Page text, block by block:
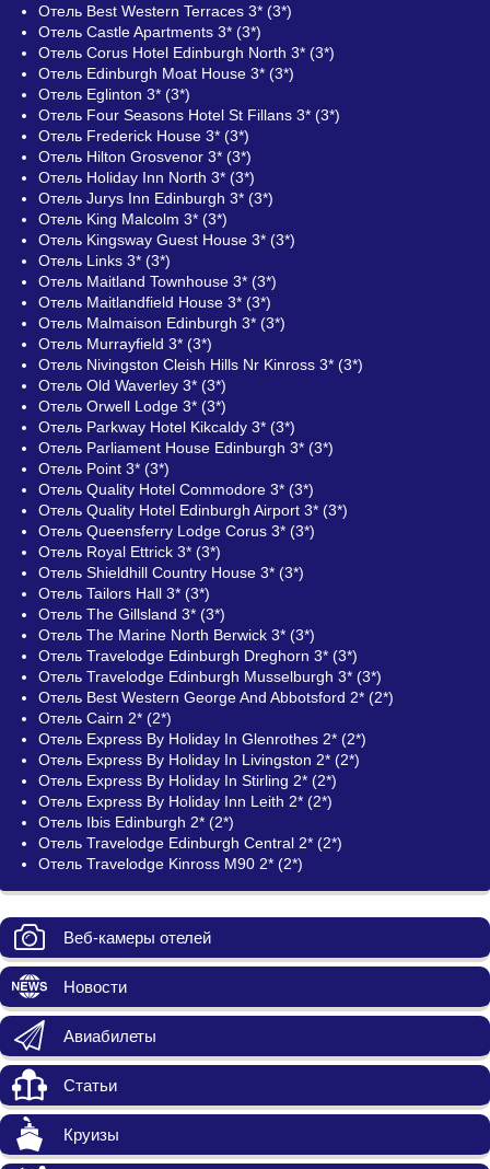
Отель Best Western Terraces 3* (3*)
Отель Castle Apartments 3* (3*)
Отель Corus Hotel Edinburgh North 3* (3*)
Отель Edinburgh Moat House 3* (3*)
Отель Eglinton 3* (3*)
Отель Four Seasons Hotel St Fillans 3* (3*)
Отель Frederick House 3* (3*)
Отель Hilton Grosvenor 3* (3*)
Отель Holiday Inn North 3* (3*)
Отель Jurys Inn Edinburgh 3* (3*)
Отель King Malcolm 3* (3*)
Отель Kingsway Guest House 3* (3*)
Отель Links 3* (3*)
Отель Maitland Townhouse 3* (3*)
Отель Maitlandfield House 3* (3*)
Отель Malmaison Edinburgh 3* (3*)
Отель Murrayfield 3* (3*)
Отель Nivingston Cleish Hills Nr Kinross 3* (3*)
Отель Old Waverley 3* (3*)
Отель Orwell Lodge 3* (3*)
Отель Parkway Hotel Kikcaldy 3* (3*)
Отель Parliament House Edinburgh 3* (3*)
Отель Point 3* (3*)
Отель Quality Hotel Commodore 3* (3*)
Отель Quality Hotel Edinburgh Airport 3* (3*)
Отель Queensferry Lodge Corus 3* (3*)
Отель Royal Ettrick 3* (3*)
Отель Shieldhill Country House 3* (3*)
Отель Tailors Hall 3* (3*)
Отель The Gillsland 3* (3*)
Отель The Marine North Berwick 3* (3*)
Отель Travelodge Edinburgh Dreghorn 3* (3*)
Отель Travelodge Edinburgh Musselburgh 3* (3*)
Отель Best Western George And Abbotsford 2* (2*)
Отель Cairn 2* (2*)
Отель Express By Holiday In Glenrothes 2* (2*)
Отель Express By Holiday In Livingston 2* (2*)
Отель Express By Holiday In Stirling 2* (2*)
Отель Express By Holiday Inn Leith 2* (2*)
Отель Ibis Edinburgh 2* (2*)
Отель Travelodge Edinburgh Central 2* (2*)
Отель Travelodge Kinross M90 2* (2*)
Веб-камеры отелей
Новости
Авиабилеты
Статьи
Круизы